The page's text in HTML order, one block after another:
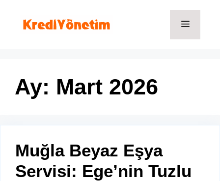
Ay: Mart 2026
Muğla Beyaz Eşya
Servisi: Ege’nin Tuzlu